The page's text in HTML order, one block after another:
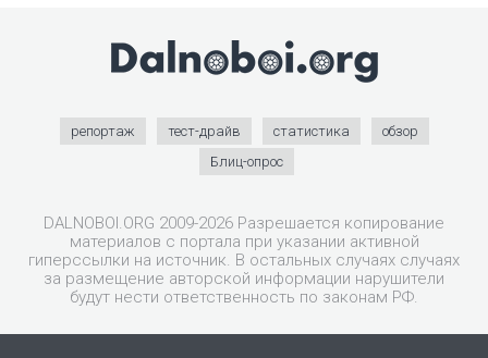
репортаж тест-драйв статистика
обзор
Блиц-опрос
DALNOBOI.ORG 2009-2026 Разрешается копирование
материалов с портала при указании активной
гиперссылки на источник. В остальных случаях случаях
за размещение авторской информации нарушители
будут нести ответственность по законам РФ.